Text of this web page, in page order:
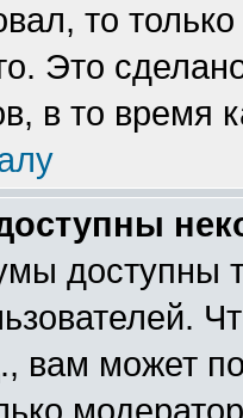
то
Это
в то время
доступны
вам может